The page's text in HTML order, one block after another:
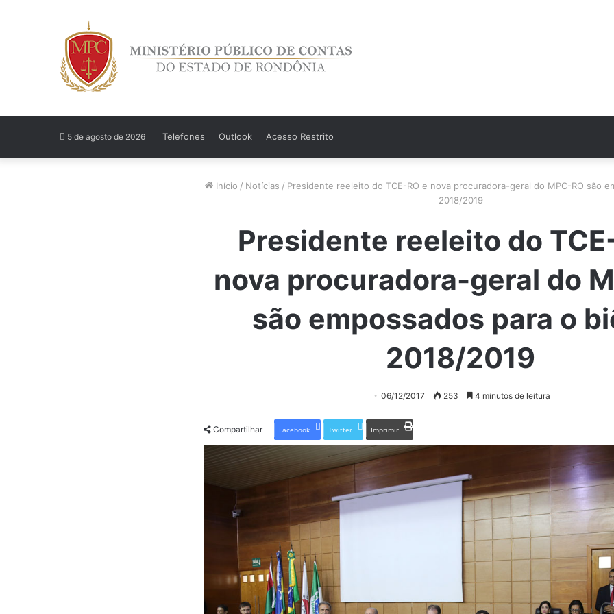
5 de agosto de 2026 Telefones Outlook Acesso Restrito
Início / Notícias / Presidente reeleito do TCE-RO e nova procuradora-geral do MPC-RO são
2018/2019
Presidente reeleito do
nova procuradora-geral do
são empossados para o
2018/2019
06/12/2017 253 4 minutos de leitura
Compartilhar Facebook Twitter Imprimir